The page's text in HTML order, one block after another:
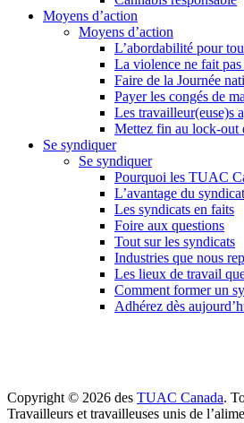
Moyens d’action
Moyens d’action
L’abordabilité pour
La violence ne fait
Faire de la Journée
Payer les congés de
Les travailleur(euse)s
Mettez fin au lock-out
Se syndiquer
Se syndiquer
Pourquoi les TUAC
L’avantage du syndicat
Les syndicats en faits
Foire aux questions
Tout sur les syndicats
Industries que nous
Les lieux de travail
Comment former un
Adhérez dès
Copyright © 2026 des TUAC Canada.
Travailleurs et travailleuses unis de